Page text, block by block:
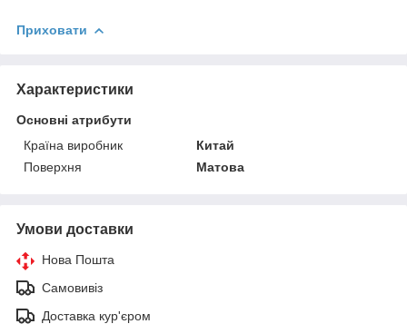
Приховати
Характеристики
Основні атрибути
Країна виробник
Китай
Поверхня
Матова
Умови доставки
Нова Пошта
Самовивіз
Доставка кур'єром